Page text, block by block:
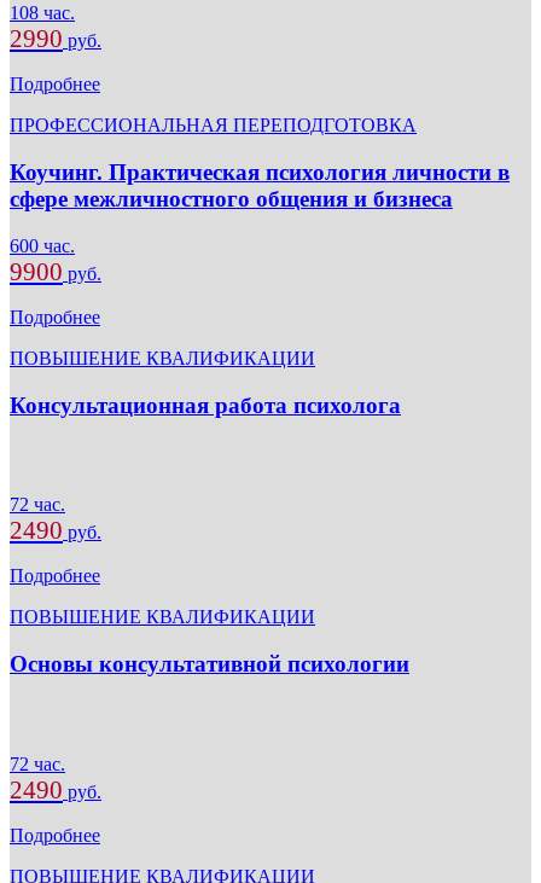
108 час.
2990 руб.
Подробнее
ПРОФЕССИОНАЛЬНАЯ ПЕРЕПОДГОТОВКА
Коучинг. Практическая психология личности в
сфере межличностного общения и бизнеса
600 час.
9900 руб.
Подробнее
ПОВЫШЕНИЕ КВАЛИФИКАЦИИ
Консультационная работа психолога
72 час.
2490 руб.
Подробнее
ПОВЫШЕНИЕ КВАЛИФИКАЦИИ
Основы консультативной психологии
72 час.
2490 руб.
Подробнее
ПОВЫШЕНИЕ КВАЛИФИКАЦИИ